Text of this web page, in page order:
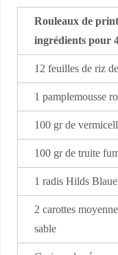
Rouleaux de
ingrédients pour
12 feuilles de riz
1 pamplemousse
100 gr de
100 gr de truite
1 radis Hilds
2 carottes
sable